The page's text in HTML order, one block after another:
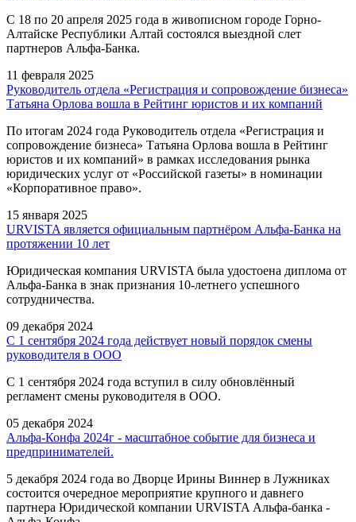
С 18 по 20 апреля 2025 года в живописном городе Горно-
Алтайске Республики Алтай состоялся выездной слет
партнеров Альфа-Банка.
11 февраля 2025
Руководитель отдела «Регистрация и сопровождение бизнеса»
Татьяна Орлова вошла в Рейтинг юристов и их компаний
По итогам 2024 года Руководитель отдела «Регистрация и
сопровождение бизнеса» Татьяна Орлова вошла в Рейтинг
юристов и их компаний» в рамках исследования рынка
юридических услуг от «Российской газеты» в номинации
«Корпоративное право».
15 января 2025
URVISTA является официальным партнёром Альфа-Банка на
протяжении 10 лет
Юридическая компания URVISTA была удостоена диплома от
Альфа-Банка в знак признания 10-летнего успешного
сотрудничества.
09 декабря 2024
С 1 сентября 2024 года действует новый порядок смены
руководителя в ООО
С 1 сентября 2024 года вступил в силу обновлённый
регламент смены руководителя в ООО.
05 декабря 2024
Альфа-Конфа 2024г - масштабное событие для бизнеса и
предпринимателей.
5 декабря 2024 года во Дворце Ирины Виннер в Лужниках
состоится очередное мероприятие крупного и давнего
партнера Юридической компании URVISTA Альфа-банка -